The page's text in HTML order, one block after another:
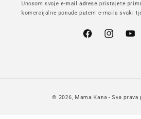
Unosom svoje e-mail adrese pristajete
komercijalne ponude putem e-maila svaki
FacebookInstagram
© 2026, Mama Kana - Sva prava